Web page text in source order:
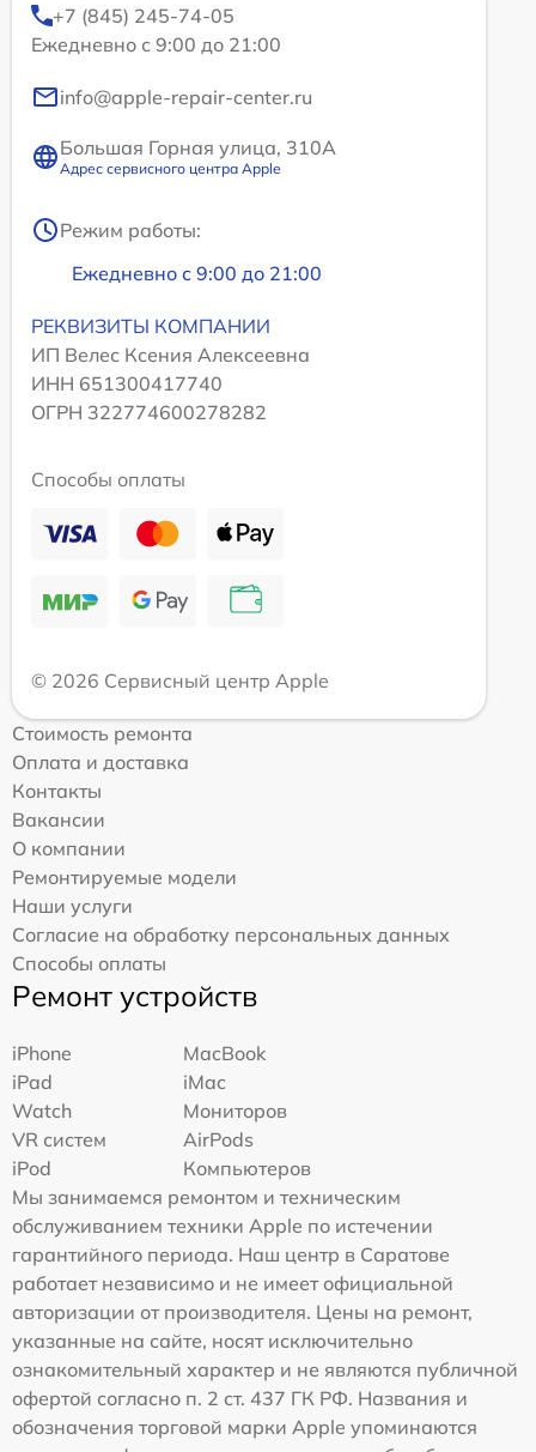
+7 (845) 245-74-05
Ежедневно с 9:00 до 21:00
info@apple-repair-center.ru
Большая Горная улица, 310А
Адрес сервисного центра Apple
Режим работы:
Ежедневно с 9:00 до 21:00
РЕКВИЗИТЫ КОМПАНИИ
ИП Велес Ксения Алексеевна
ИНН 651300417740
ОГРН 322774600278282
Способы оплаты
© 2026 Сервисный центр Apple
Стоимость ремонта
Оплата и доставка
Контакты
Вакансии
О компании
Ремонтируемые модели
Наши услуги
Согласие на обработку персональных данных
Способы оплаты
Ремонт устройств
iPhone
MacBook
iPad
iMac
Watch
Мониторов
VR систем
AirPods
iPod
Компьютеров
Мы занимаемся ремонтом и техническим
обслуживанием техники Apple по истечении
гарантийного периода. Наш центр в Саратове
работает независимо и не имеет официальной
авторизации от производителя. Цены на ремонт,
указанные на сайте, носят исключительно
ознакомительный характер и не являются публичной
офертой согласно п. 2 ст. 437 ГК РФ. Названия и
обозначения торговой марки Apple упоминаются